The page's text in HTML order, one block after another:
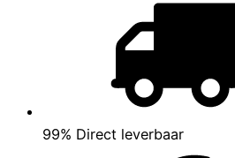
99% Direct leverbaar